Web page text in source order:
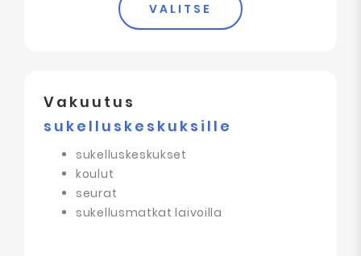
VALITSE
Vakuutus
sukelluskeskuksille
sukelluskeskukset
koulut
seurat
sukellusmatkat laivoilla